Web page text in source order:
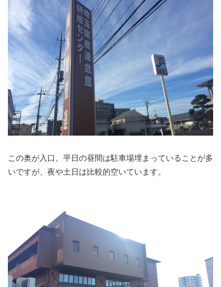
この奥が入口。平日の昼間は駐車場埋まっていることが多
いですが、夜や土日は比較的空いています。